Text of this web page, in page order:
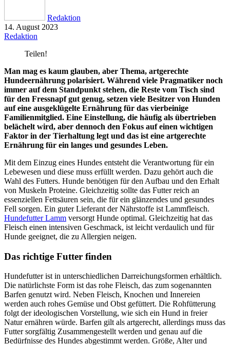
Redaktion
14. August 2023
Redaktion
Teilen!
Man mag es kaum glauben, aber Thema, artgerechte
Hundeernährung polarisiert. Während viele Pragmatiker noch
immer auf dem Standpunkt stehen, die Reste vom Tisch sind
für den Fressnapf gut genug, setzen viele Besitzer von Hunden
auf eine ausgeklügelte Ernährung für das vierbeinige
Familienmitglied. Eine Einstellung, die häufig als übertrieben
belächelt wird, aber dennoch den Fokus auf einen wichtigen
Faktor in der Tierhaltung legt und das ist eine artgerechte
Ernährung für ein langes und gesundes Leben.
Mit dem Einzug eines Hundes entsteht die Verantwortung für ein
Lebewesen und diese muss erfüllt werden. Dazu gehört auch die
Wahl des Futters. Hunde benötigen für den Aufbau und den Erhalt
von Muskeln Proteine. Gleichzeitig sollte das Futter reich an
essenziellen Fettsäuren sein, die für ein glänzendes und gesundes
Fell sorgen. Ein guter Lieferant der Nährstoffe ist Lammfleisch.
Hundefutter Lamm versorgt Hunde optimal. Gleichzeitig hat das
Fleisch einen intensiven Geschmack, ist leicht verdaulich und für
Hunde geeignet, die zu Allergien neigen.
Das richtige Futter finden
Hundefutter ist in unterschiedlichen Darreichungsformen erhältlich.
Die natürlichste Form ist das rohe Fleisch, das zum sogenannten
Barfen genutzt wird. Neben Fleisch, Knochen und Innereien
werden auch rohes Gemüse und Obst gefüttert. Die Rohfütterung
folgt der ideologischen Vorstellung, wie sich ein Hund in freier
Natur ernähren würde. Barfen gilt als artgerecht, allerdings muss das
Futter sorgfältig Zusammengestellt werden und genau auf die
Bedürfnisse des Hundes abgestimmt werden. Größe, Alter und